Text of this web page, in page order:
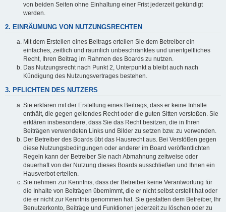
von beiden Seiten ohne Einhaltung einer Frist jederzeit gekündigt
werden.
2. EINRÄUMUNG VON NUTZUNGSRECHTEN
Mit dem Erstellen eines Beitrags erteilen Sie dem Betreiber ein
einfaches, zeitlich und räumlich unbeschränktes und unentgeltliches
Recht, Ihren Beitrag im Rahmen des Boards zu nutzen.
Das Nutzungsrecht nach Punkt 2, Unterpunkt a bleibt auch nach
Kündigung des Nutzungsvertrages bestehen.
3. PFLICHTEN DES NUTZERS
Sie erklären mit der Erstellung eines Beitrags, dass er keine Inhalte
enthält, die gegen geltendes Recht oder die guten Sitten verstoßen. Sie
erklären insbesondere, dass Sie das Recht besitzen, die in Ihren
Beiträgen verwendeten Links und Bilder zu setzen bzw. zu verwenden.
Der Betreiber des Boards übt das Hausrecht aus. Bei Verstößen gegen
diese Nutzungsbedingungen oder anderer im Board veröffentlichten
Regeln kann der Betreiber Sie nach Abmahnung zeitweise oder
dauerhaft von der Nutzung dieses Boards ausschließen und Ihnen ein
Hausverbot erteilen.
Sie nehmen zur Kenntnis, dass der Betreiber keine Verantwortung für
die Inhalte von Beiträgen übernimmt, die er nicht selbst erstellt hat oder
die er nicht zur Kenntnis genommen hat. Sie gestatten dem Betreiber, Ihr
Benutzerkonto, Beiträge und Funktionen jederzeit zu löschen oder zu